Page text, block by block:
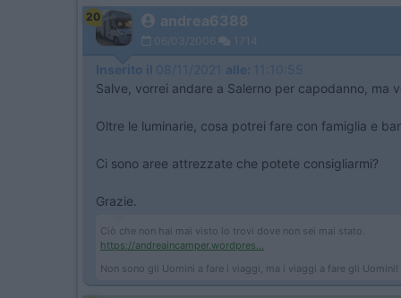
20 andrea6388
06/03/2006 1714
Inserito il 08/11/2021 alle: 11:10:55
Salve, vorrei andare a Salerno per capodanno, ma
Oltre le luminarie, cosa potrei fare con famiglia e
Ci sono aree attrezzate che potete consigliarmi?
Grazie.
Ciò che non hai mai visto lo trovi dove non sei mai stato.
https://andreaincamper.wordpres...
Non sono gli Uomini a fare i viaggi, ma i viaggi a fare gli Uomini!